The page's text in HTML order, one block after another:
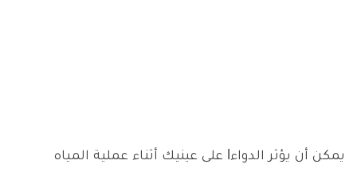
يمكن أن يؤثر الدواءl على عينيك أثناء عملية المياه